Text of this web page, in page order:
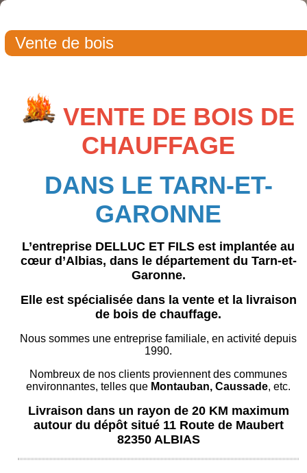
Vente de bois
VENTE DE BOIS DE
CHAUFFAGE
DANS LE TARN-ET-
GARONNE
L’entreprise DELLUC ET FILS est implantée au
cœur d’Albias, dans le département du Tarn-et-
Garonne.
Elle est spécialisée dans la vente et la livraison
de bois de chauffage.
Nous sommes une entreprise familiale, en activité depuis
1990.
Nombreux de nos clients proviennent des communes
environnantes, telles que Montauban, Caussade, etc.
Livraison dans un rayon de 20 KM maximum
autour du dépôt situé 11 Route de Maubert
82350 ALBIAS